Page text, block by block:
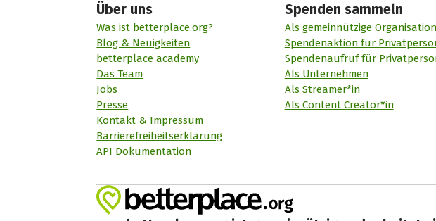
Über uns
Was ist betterplace.org?
Blog & Neuigkeiten
betterplace academy
Das Team
Jobs
Presse
Kontakt & Impressum
Barrierefreiheitserklärung
API Dokumentation
Spenden sammeln
Als gemeinnützige Organisation
Spendenaktion für
Spendenaufruf für
Als Unternehmen
Als Streamer*in
Als Content Creator*in